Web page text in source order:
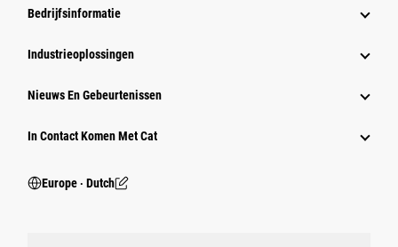
Bedrijfsinformatie
Industrieoplossingen
Nieuws En Gebeurtenissen
In Contact Komen Met Cat
Europe ‧ Dutch